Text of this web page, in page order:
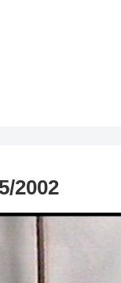
2002